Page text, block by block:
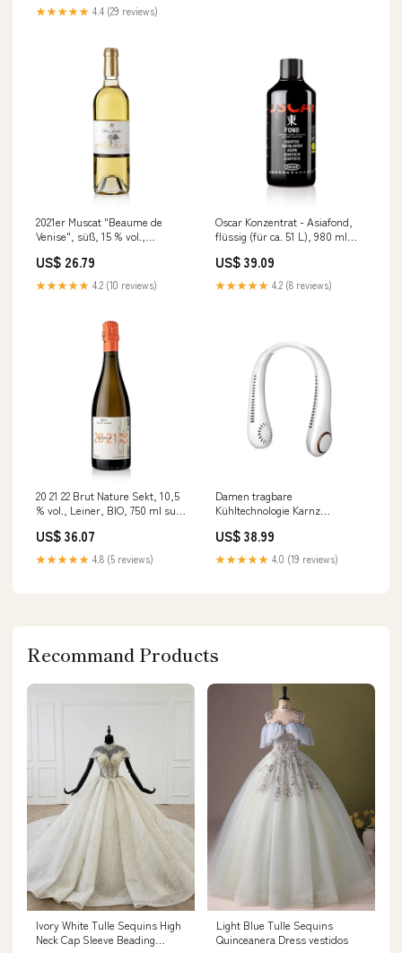
★★★★★ 4.4 (29 reviews)
2021er Muscat "Beaume de
Venise", süß, 15 % vol.,
konserven-und-kuehlware
US$ 26.79
★★★★★ 4.2 (10 reviews)
Oscar Konzentrat - Asiafond,
flüssig (für ca. 51 L), 980 ml
US$ 39.09
★★★★★ 4.2 (8 reviews)
20 21 22 Brut Nature Sekt, 10,5
% vol., Leiner, BIO, 750 ml sub-
US$ 36.07
★★★★★ 4.8 (5 reviews)
Damen tragbare
Kühltechnologie Karnz
US$ 38.99
★★★★★ 4.0 (19 reviews)
Recommand Products
Ivory White Tulle Sequins High
Neck Cap Sleeve Beading
Light Blue Tulle Sequins
Quinceanera Dress vestidos